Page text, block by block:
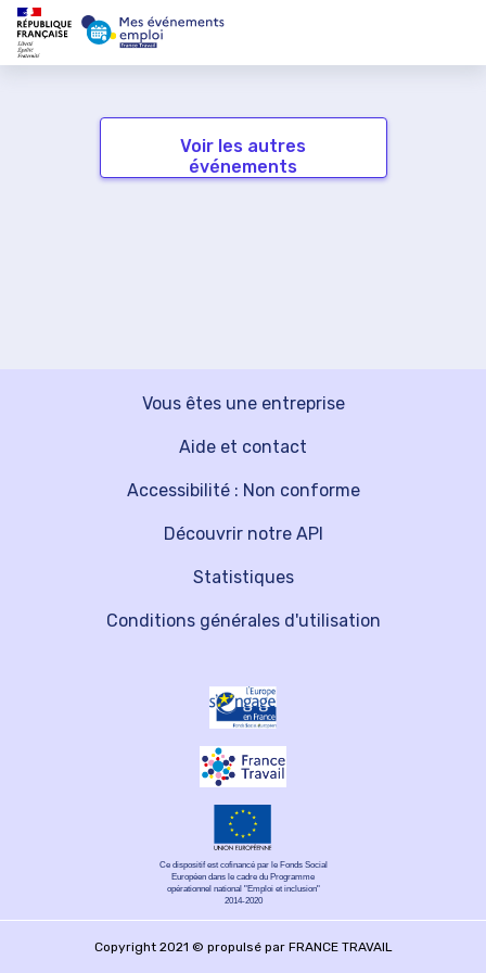
Voir les autres
événements
Vous êtes une entreprise
Découvrir notre API
Aide et contact
Statistiques
Accessibilité : Non conforme
Conditions générales d'utilisation
Ce dispositif est cofinancé par le Fonds Social
Européen dans le cadre du Programme
opérationnel national "Emploi et inclusion"
2014-2020
Copyright 2021 © propulsé par FRANCE TRAVAIL